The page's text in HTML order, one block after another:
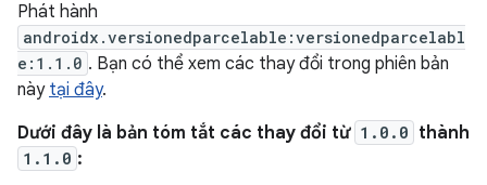
Phát hành
androidx.versionedparcelable:versionedparcelabl
e:1.1.0 . Bạn có thể xem các thay đổi trong phiên bản
này tại đây.
Dưới đây là bản tóm tắt các thay đổi từ 1.0.0 thành
1.1.0 :